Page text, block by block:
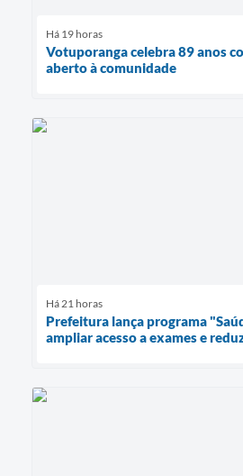
Há 19 horas
Votuporanga celebra 89 anos
aberto à comunidade
Há 21 horas
Prefeitura lança programa
ampliar acesso a exames e